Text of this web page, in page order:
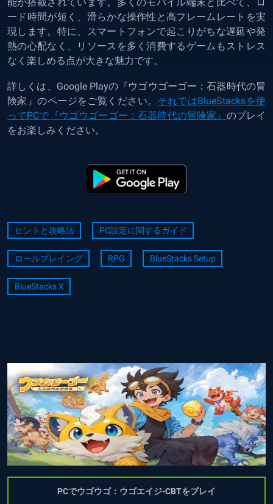
ード時間が短く、滑らかな操作性と高フレームレートを実
現します。特に、スマートフォンで起こりがちな遅延や発
熱の心配なく、リソースを多く消費するゲームもストレス
なく楽しめる点が大きな魅力です。
詳しくは、Google Playの『ウゴウゴーゴー：石器時代の冒
険家』のページをご覧ください。 それではBlueStacksを使
ってPCで『ウゴウゴーゴー：石器時代の冒険家』 のプレイ
をお楽しみください。
ヒントと攻略法 PC設定に関するガイド
ロールプレイング RPG BlueStacks Setup
BlueStacks X
PCでウゴウゴ：ウゴエイジ-CBTをプレイ